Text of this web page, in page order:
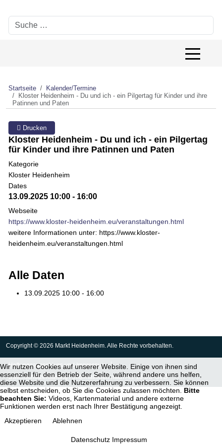
Suchen
Off-
Startseite
Kalender/Termine
Kloster Heidenheim - Du und ich - ein Pilgertag für Kinder und ihre
Patinnen und Paten
Drucken
Kloster Heidenheim - Du und ich - ein Pilgertag
für Kinder und ihre Patinnen und Paten
Kategorie
Kloster Heidenheim
Dates
13.09.2025 10:00 - 16:00
Webseite
https://www.kloster-heidenheim.eu/veranstaltungen.html
weitere Informationen unter: https://www.kloster-
heidenheim.eu/veranstaltungen.html
Alle Daten
13.09.2025 10:00 - 16:00
Copyright © 2026 Markt Heidenheim. Alle Rechte vorbehalten.
Haftungsausschluss und Impressum
Datenschutzerklärung / Informationen nach Art. 13 DS-GVO
Wir nutzen Cookies auf unserer Website. Einige von ihnen sind
essenziell für den Betrieb der Seite, während andere uns helfen,
diese Website und die Nutzererfahrung zu verbessern. Sie können
selbst entscheiden, ob Sie die Cookies zulassen möchten. Bitte
beachten Sie: Videos, Kartenmaterial und andere externe
Funktionen werden erst nach Ihrer Bestätigung angezeigt.
Akzeptieren
Ablehnen
Datenschutz Impressum